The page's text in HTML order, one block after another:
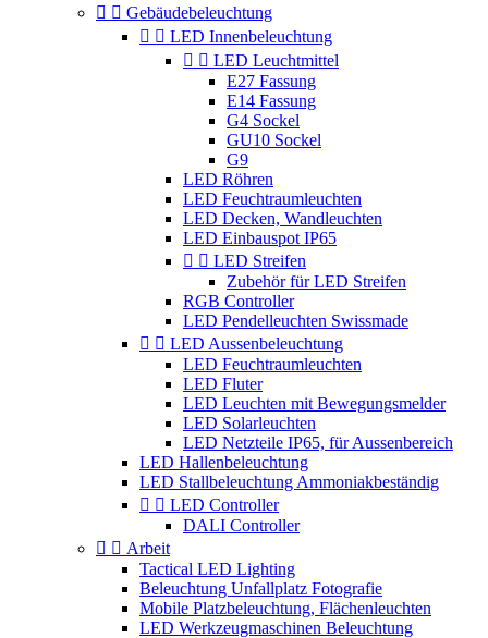
  Gebäudebeleuchtung
  LED Innenbeleuchtung
  LED Leuchtmittel
E27 Fassung
E14 Fassung
G4 Sockel
GU10 Sockel
G9
LED Röhren
LED Feuchtraumleuchten
LED Decken, Wandleuchten
LED Einbauspot IP65
  LED Streifen
Zubehör für LED Streifen
RGB Controller
LED Pendelleuchten Swissmade
  LED Aussenbeleuchtung
LED Feuchtraumleuchten
LED Fluter
LED Leuchten mit Bewegungsmelder
LED Solarleuchten
LED Netzteile IP65, für Aussenbereich
LED Hallenbeleuchtung
LED Stallbeleuchtung Ammoniakbeständig
  LED Controller
DALI Controller
  Arbeit
Tactical LED Lighting
Beleuchtung Unfallplatz Fotografie
Mobile Platzbeleuchtung, Flächenleuchten
LED Werkzeugmaschinen Beleuchtung